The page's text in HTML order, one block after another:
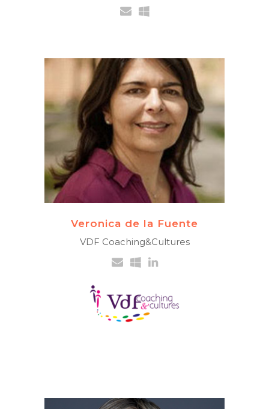
CHILIENNE
Diversité et Inclusion.
Formatrice et coach
interculturel,
Développement de
l’intelligence Culturelle
+41 79 944 9079
Veronica de la Fuente
VDF Coaching&Cultures